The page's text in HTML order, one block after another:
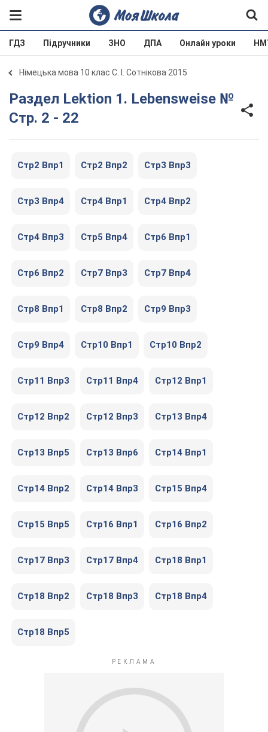
ГДЗ Підручники ЗНО ДПА Онлайн уроки
Німецька мова 10 клас С. І. Сотнікова 2015
Раздел Lektion 1. Lebensweise №
Стр. 2 - 22
Стр2 Впр1 Стр2 Впр2 Стр3 Впр3
Стр3 Впр4 Стр4 Впр1 Стр4 Впр2
Стр4 Впр3 Стр5 Впр4 Стр6 Впр1
Стр6 Впр2 Стр7 Впр3 Стр7 Впр4
Стр8 Впр1 Стр8 Впр2 Стр9 Впр3
Стр9 Впр4 Стр10 Впр1 Стр10 Впр2
Стр11 Впр3 Стр11 Впр4 Стр12 Впр1
Стр12 Впр2 Стр12 Впр3 Стр13 Впр4
Стр13 Впр5 Стр13 Впр6 Стр14 Впр1
Стр14 Впр2 Стр14 Впр3 Стр15 Впр4
Стр15 Впр5 Стр16 Впр1 Стр16 Впр2
Стр17 Впр3 Стр17 Впр4 Стр18 Впр1
Стр18 Впр2 Стр18 Впр3 Стр18 Впр4
Стр18 Впр5